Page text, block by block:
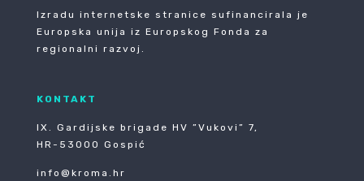
Izradu internetske stranice sufinancirala je
Europska unija iz Europskog Fonda za
regionalni razvoj.
KONTAKT
IX. Gardijske brigade HV ”Vukovi” 7,
HR-53000 Gospić
info@kroma.hr